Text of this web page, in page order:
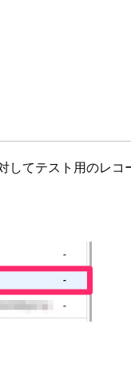
てテスト用のレコ